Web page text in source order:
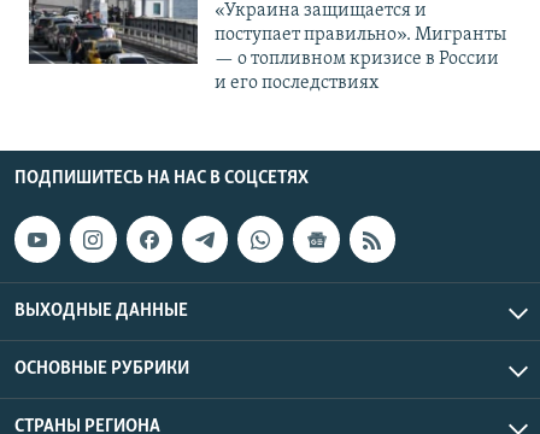
«Украина защищается и
поступает правильно». Мигранты
— о топливном кризисе в России
и его последствиях
ПОДПИШИТЕСЬ НА НАС В СОЦСЕТЯХ
ВЫХОДНЫЕ ДАННЫЕ
ОСНОВНЫЕ РУБРИКИ
СТРАНЫ РЕГИОНА